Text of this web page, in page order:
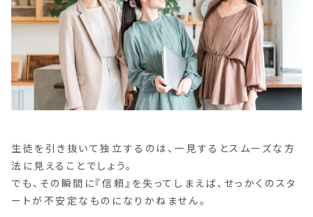
生徒を引き抜いて独立するのは、一見するとスムーズな方
法に見えることでしょう。
でも、その瞬間に『信頼』を失ってしまえば、せっかくのスタ
ートが不安定なものになりかねません。